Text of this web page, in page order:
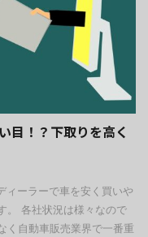
目！？下取りを高く
ィーラーで車を安く買いや
。 各社状況は様々なので
く自動車販売業界で一番重